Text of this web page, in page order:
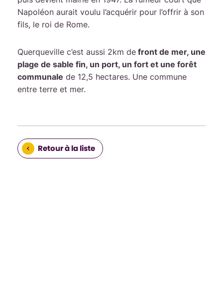
Napoléon aurait voulu l’acquérir pour l’offrir à son
fils, le roi de Rome.
Querqueville c’est aussi 2km de front de mer, une
plage de sable fin, un port, un fort et une forêt
communale de 12,5 hectares. Une commune
entre terre et mer.
Retour à la liste